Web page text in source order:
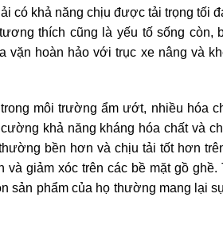
có khả năng chịu được tải trọng tối
thích cũng là yếu tố sống còn,
hoàn hảo với trục xe nâng và
môi trường ẩm ướt, nhiều hóa
khả năng kháng hóa chất và
bền hơn và chịu tải tốt hơn
và giảm xóc trên các bề mặt gồ ghề.
sản phẩm của họ thường mang lại